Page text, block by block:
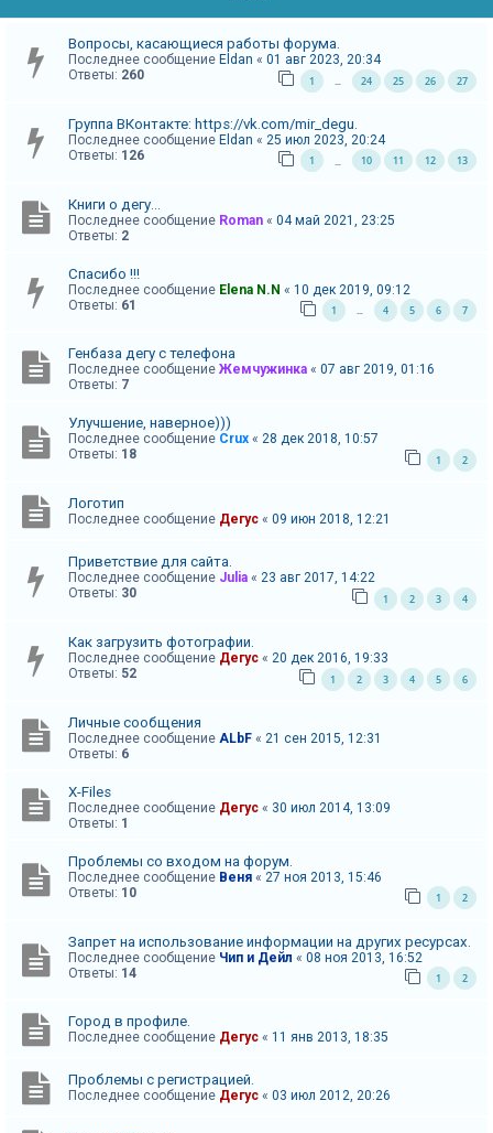
т
к
т
в
ы
е
е
м
о
к
F
A
Q
Вопросы, касающиеся работы форума.
Последнее сообщение Eldan « 01 авг 2023, 20:34
Ответы: 260 1 24 25 26 27
Группа ВКонтакте: https://vk.com/mir_degu.
Последнее сообщение Eldan « 25 июл 2023, 20:24
Ответы: 126 1 10 11 12 13
Книги о дегу...
Последнее сообщение Roman « 04 май 2021, 23:25
Ответы: 2
Спасибо !!!
Последнее сообщение Elena N.N « 10 дек 2019, 09:12
Ответы: 61 1 … 4 5 6 7
Генбаза дегу с телефона
Последнее сообщение Жемчужинка « 07 авг 2019, 01:16
Ответы: 7
Улучшение, наверное)))
Последнее сообщение Crux « 28 дек 2018, 10:57
Ответы: 18 1 2
Логотип
Последнее сообщение Дегус « 09 июн 2018, 12:21
Приветствие для сайта.
Последнее сообщение Julia « 23 авг 2017, 14:22
Ответы: 30 1 2 3 4
Как загрузить фотографии.
Последнее сообщение Дегус « 20 дек 2016, 19:33
Ответы: 52 1 2 3 4 5 6
Личные сообщения
Последнее сообщение ALbF « 21 сен 2015, 12:31
Ответы: 6
X-Files
Последнее сообщение Дегус « 30 июл 2014, 13:09
Ответы: 1
Проблемы со входом на форум.
Последнее сообщение Веня « 27 ноя 2013, 15:46
Ответы: 10 1 2
Запрет на использование информации на других ресурсах.
Последнее сообщение Чип и Дейл « 08 ноя 2013, 16:52
Ответы: 14 1 2
Город в профиле.
Последнее сообщение Дегус « 11 янв 2013, 18:35
Проблемы с регистрацией.
Последнее сообщение Дегус « 03 июл 2012, 20:26